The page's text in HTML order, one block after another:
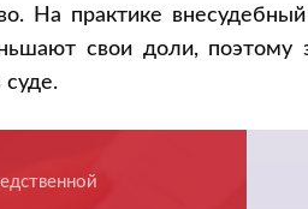
На практике
свои доли, поэтому
суде.